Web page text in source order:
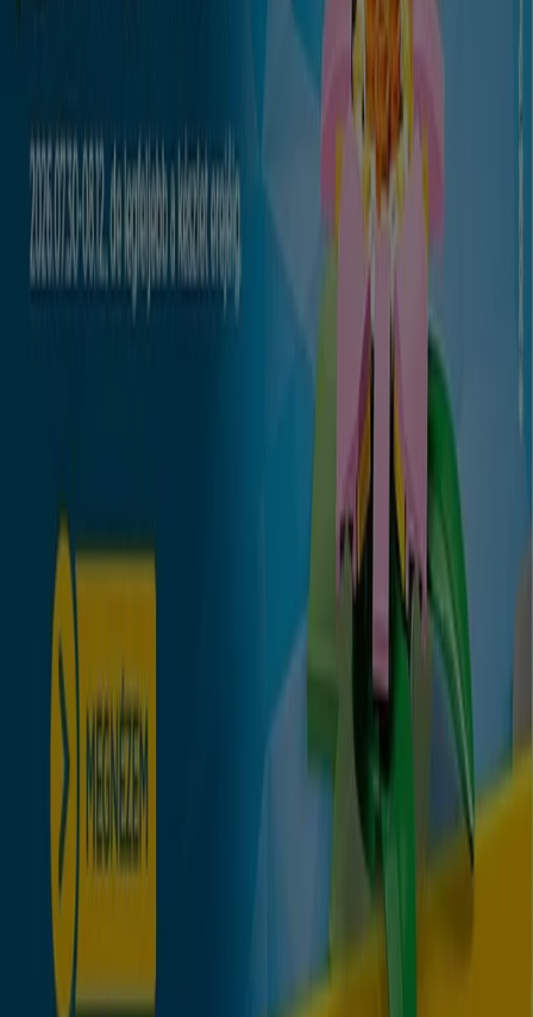
A Tiendeo a Shopfully része - ez a technológiai vállalat
Tevékenységeink
Üzleti megoldások
Hírek és média
Dolgozz velünk
Lépj velünk kapcsolatba
Marketing és üzleti célú megkeresések
Az üzlet helytelenül található a térképen
Heti hirdetési visszajelzés
Technikai problémák és általános visszajelzések
Lista